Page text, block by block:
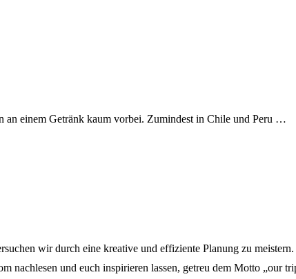
an einem Getränk kaum vorbei. Zumindest in Chile und Peru …
wir durch eine kreative und effiziente Planung zu
und euch inspirieren lassen, getreu dem Motto „our